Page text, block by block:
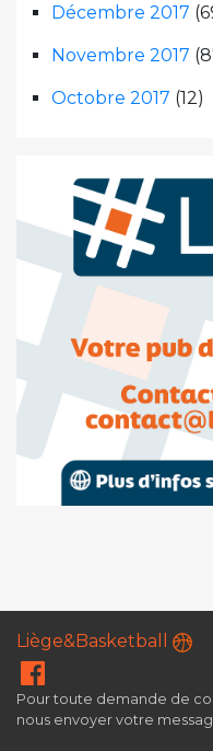
Décembre 2017
Novembre 2017
Octobre 2017 (12)
Liège&Basketball
Pour toute demande de
nous envoyer votre